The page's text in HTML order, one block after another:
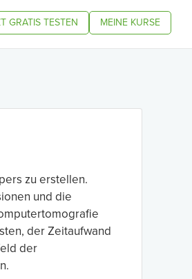
GRATIS TESTEN MEINE KURSE
zu erstellen.
und die
der Zeitaufwand
der